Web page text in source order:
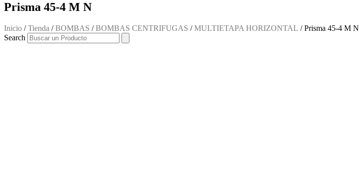
Prisma 45-4 M N
Inicio /Tienda /BOMBAS /BOMBAS CENTRIFUGAS /MULTIETAPA HORIZONTAL / Prisma 45-4 M N
Search